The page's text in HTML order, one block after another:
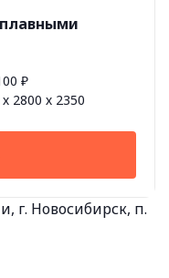
₽
2800 х 2350